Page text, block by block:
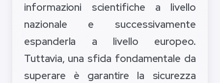
informazioni scientifiche a livello
nazionale e successivamente
espanderla a livello europeo.
Tuttavia, una sfida fondamentale da
superare è garantire la sicurezza